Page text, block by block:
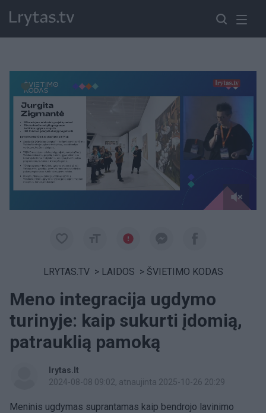
Paremkite Ukrainą
LRYTAS.TV > LAIDOS > ŠVIETIMO KODAS
Meno integracija ugdymo
turinyje: kaip sukurti įdomią,
patrauklią pamoką
lrytas.lt
2024-08-08 09:02, atnaujinta 2025-10-26 20:29
Meninis ugdymas suprantamas kaip bendrojo lavinimo